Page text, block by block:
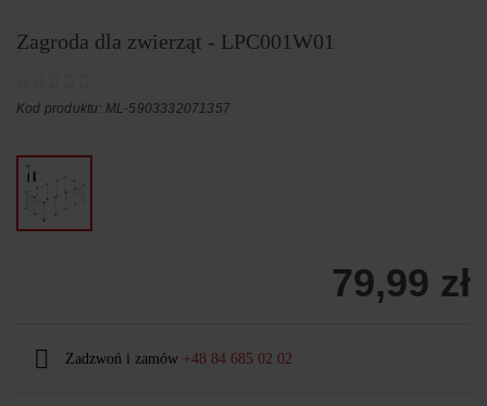
Zagroda dla zwierząt - LPC001W01
Kod produktu: ML-5903332071357
79,99 zł
Zadzwoń i zamów +48 84 685 02 02